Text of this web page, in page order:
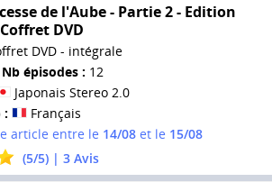
de l'Aube - Partie 2 - Edition
DVD
DVD - intégrale
Nb épisodes : 12
Japonais Stereo 2.0
:
Français
article entre le 14/08et le 15/08
(5/5) | 3Avis